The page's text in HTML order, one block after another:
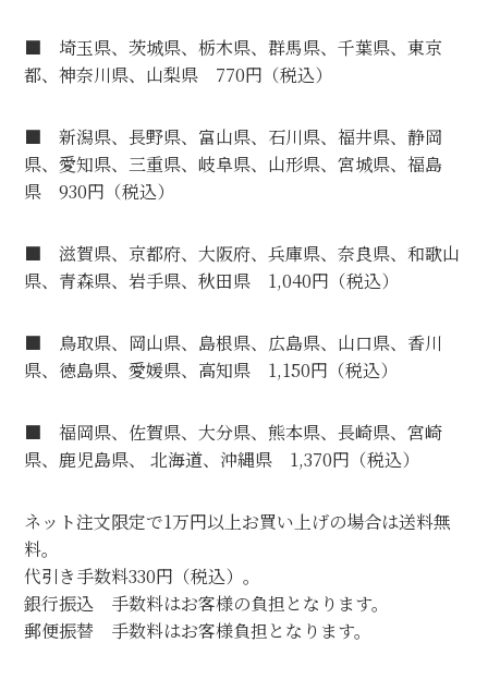
■ 埼玉県、茨城県、栃木県、群馬県、千葉県、東京
都、神奈川県、山梨県 770円（税込）
■ 新潟県、長野県、富山県、石川県、福井県、静岡
県、愛知県、三重県、岐阜県、山形県、宮城県、福島
県 930円（税込）
■ 滋賀県、京都府、大阪府、兵庫県、奈良県、和歌山
県、青森県、岩手県、秋田県 1,040円（税込）
■ 鳥取県、岡山県、島根県、広島県、山口県、香川
県、徳島県、愛媛県、高知県 1,150円（税込）
■ 福岡県、佐賀県、大分県、熊本県、長崎県、宮崎
県、鹿児島県、 北海道、沖縄県 1,370円（税込）
ネット注文限定で1万円以上お買い上げの場合は送料無
料。
代引き手数料330円（税込）。
銀行振込 手数料はお客様の負担となります。
郵便振替 手数料はお客様負担となります。